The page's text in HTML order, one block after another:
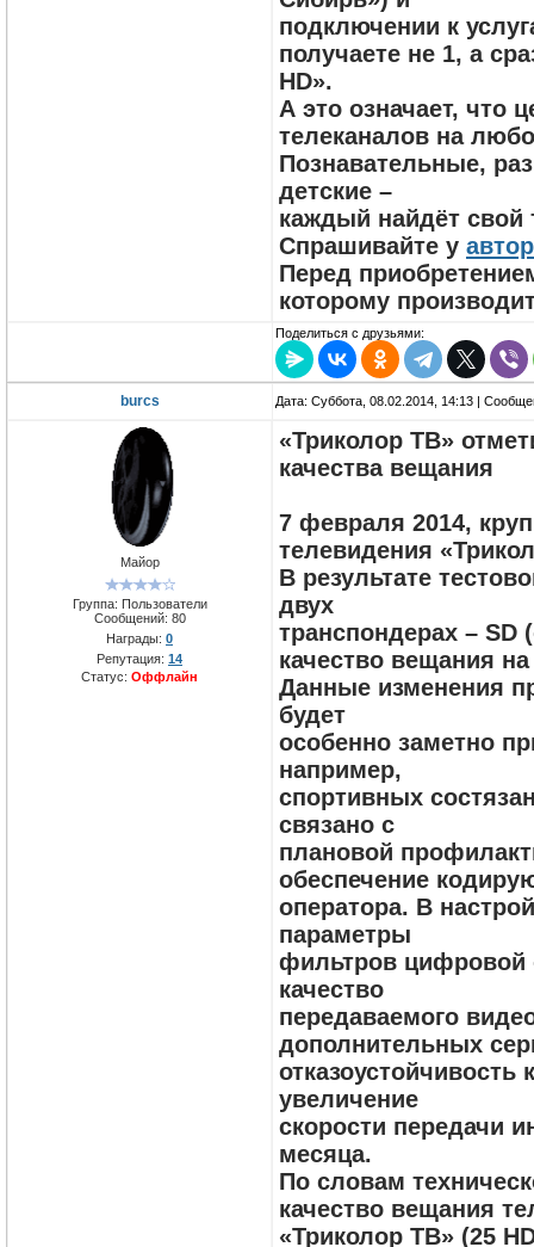
подключении к
получаете не 1, а
HD».
А это означает, что
телеканалов на
Познавательные,
детские –
каждый найдёт свой
Спрашивайте у
Перед
которому
Поделиться с друзьями:
burcs Дата: Суббота, 08.02.2014, 14:13 |
Майор
Группа: Пользователи
Сообщений: 80
Награды: 0
Репутация: 14
Статус: Оффлайн
«Триколор ТВ»
качества вещания
7 февраля 2014,
телевидения
В результате
двух
транспондерах – SD
качество вещания
Данные изменения
будет
особенно заметно
например,
спортивных
связано с
плановой
обеспечение
оператора. В
параметры
фильтров цифровой
качество
передаваемого
дополнительных
увеличение
скорости передачи
месяца.
По словам
качество вещания
«Триколор ТВ» (25